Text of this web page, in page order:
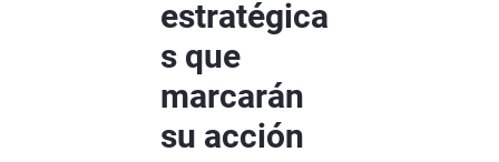
estratégica
s que
marcarán
su acción